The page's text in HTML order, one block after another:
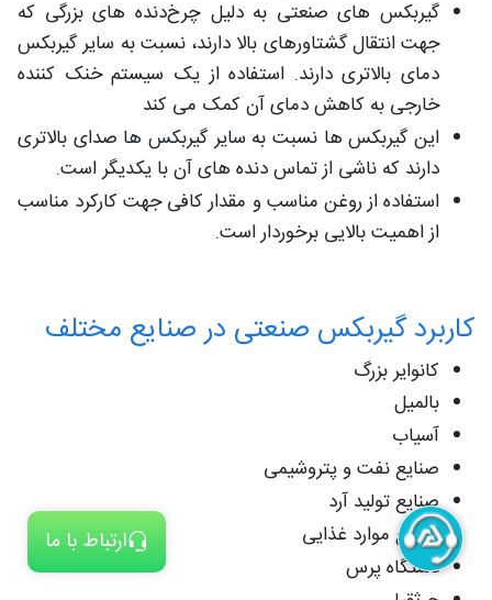
ارتباط با ما
گیربکس های صنعتی به دلیل چرخ‌دنده های بزرگی که
جهت انتقال گشتاورهای بالا دارند، نسبت به سایر گیربکس
دمای بالاتری دارند. استفاده از یک سیستم خنک کننده
خارجی به کاهش دمای آن کمک می کند
این گیربکس ها نسبت به سایر گیربکس ها صدای بالاتری
دارند که ناشی از تماس دنده های آن با یکدیگر است.
استفاده از روغن مناسب و مقدار کافی جهت کارکرد مناسب
از اهمیت بالایی برخوردار است.
کاربرد گیربکس صنعتی در صنایع مختلف
کانوایر بزرگ
بالمیل
آسیاب
صنایع نفت و پتروشیمی
صنایع تولید آرد
صنایع موارد غذایی
دستگاه پرس